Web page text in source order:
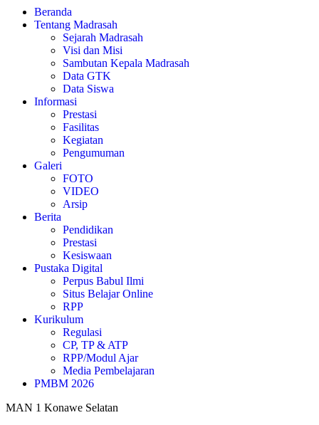
Beranda
Tentang Madrasah
Sejarah Madrasah
Visi dan Misi
Sambutan Kepala Madrasah
Data GTK
Data Siswa
Informasi
Prestasi
Fasilitas
Kegiatan
Pengumuman
Galeri
FOTO
VIDEO
Arsip
Berita
Pendidikan
Prestasi
Kesiswaan
Pustaka Digital
Perpus Babul Ilmi
Situs Belajar Online
RPP
Kurikulum
Regulasi
CP, TP & ATP
RPP/Modul Ajar
Media Pembelajaran
PMBM 2026
MAN 1 Konawe Selatan